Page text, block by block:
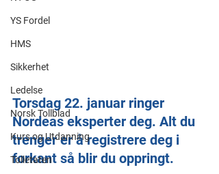
YS Fordel
HMS
Sikkerhet
Ledelse
Norsk Tollblad
Kurs og Utdanning
Tolletaten
Torsdag 22. januar ringer
Nordeas eksperter deg. Alt du
trenger er å registrere deg i
forkant så blir du oppringt.